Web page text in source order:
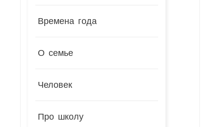
Времена года
О семье
Человек
Про школу